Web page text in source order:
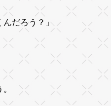
んだろう？」